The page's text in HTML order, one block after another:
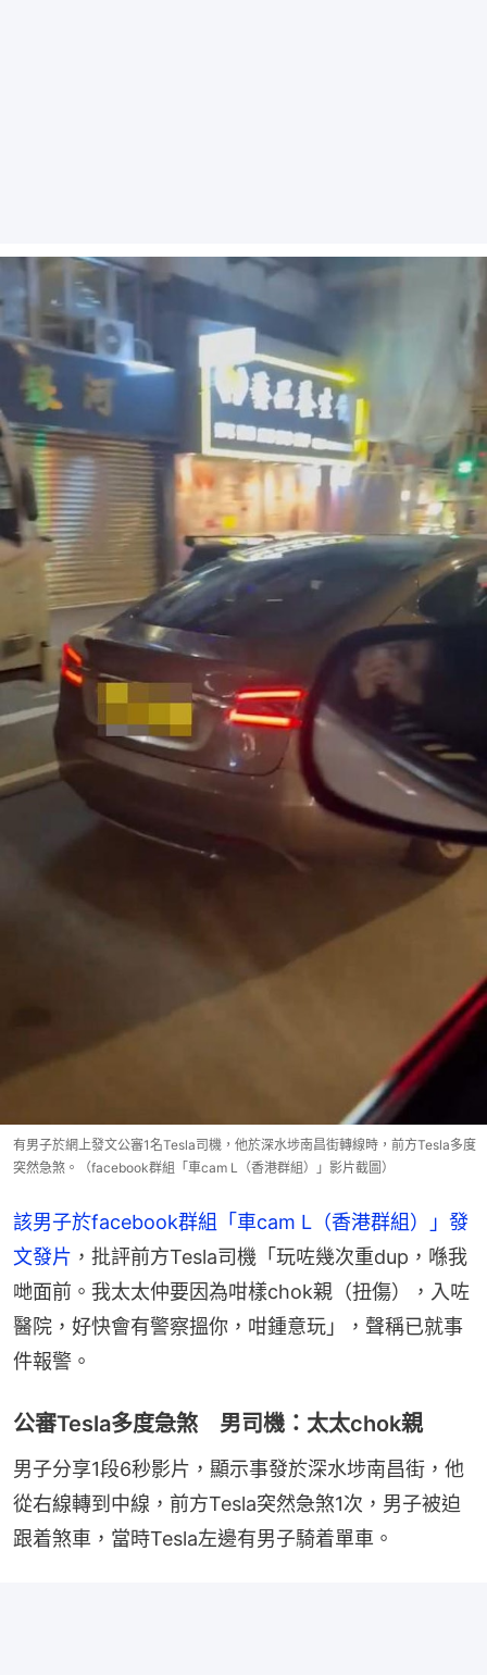
有男子於網上發文公審1名Tesla司機，他於深水埗南昌街轉線時，前方Tesla多度
突然急煞。（facebook群組「車cam L（香港群組）」影片截圖）
該男子於facebook群組「車cam L（香港群組）」發
文發片 ，批評前方Tesla司機「玩咗幾次重dup，喺我
哋面前。我太太仲要因為咁樣chok親（扭傷），入咗
醫院，好快會有警察搵你，咁鍾意玩」，聲稱已就事
件報警。
公審Tesla多度急煞 男司機：太太chok親
男子分享1段6秒影片，顯示事發於深水埗南昌街，他
從右線轉到中線，前方Tesla突然急煞1次，男子被迫
跟着煞車，當時Tesla左邊有男子騎着單車。